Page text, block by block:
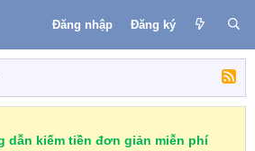
Đăng nhập Đăng ký
dẫn kiếm tiền đơn giản miễn phí